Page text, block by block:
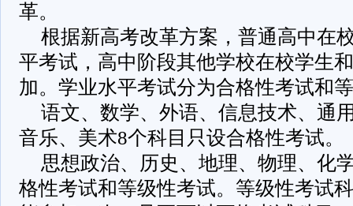
革。
根据新高考改革方案，普通高中在
平考试，高中阶段其他学校在校学生
加。学业水平考试分为合格性考试和
语文、数学、外语、信息技术、通
音乐、美术8个科目只设合格性考试。
思想政治、历史、地理、物理、化
格性考试和等级性考试。等级性考试